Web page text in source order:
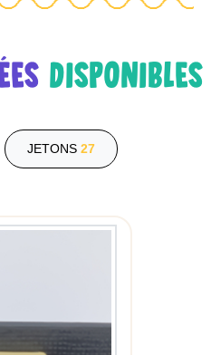
DISPONIBLES
JETONS 27